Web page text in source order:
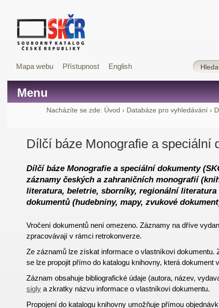
Mapa webu Přístupnost English
Menu
Nacházíte se zde: Úvod › Databáze pro vyhledávání ›
Dílčí báze Monografie a speciální
Dílčí báze Monografie a speciální dokumenty
záznamy českých a zahraničních monografií
literatura, beletrie, sborníky, regionální literatura
dokumentů (hudebniny, mapy, zvukové
Vročení dokumentů není omezeno. Záznamy na dříve
zpracovávají v rámci retrokonverze.
Ze záznamů lze získat informace o vlastníkovi dokumentu.
se lze propojit přímo do katalogu knihovny, která dokument
Záznam obsahuje bibliografické údaje (autora, název,
sigly a zkratky názvu informace o vlastníkovi dokumentu.
Propojení do katalogu knihovny umožňuje přímou